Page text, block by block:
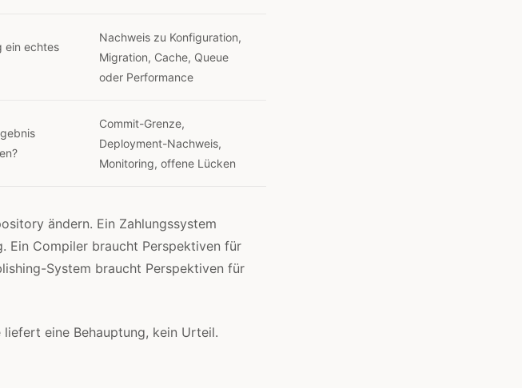
ein echtes
Nachweis zu Konfiguration,
Migration, Cache, Queue
oder Performance
Commit-Grenze,
Deployment-Nachweis,
Monitoring, offene Lücken
ändern. Ein Zahlungssystem
Ein Compiler braucht Perspektiven für
System braucht Perspektiven für
eine Behauptung, kein Urteil.